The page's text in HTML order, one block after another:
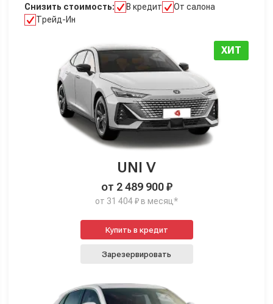
Снизить стоимость: В кредит
От салона
Трейд-Ин
ХИТ
UNI V
от 2 489 900 ₽
от 31 404 ₽ в месяц*
Купить в кредит
Зарезервировать